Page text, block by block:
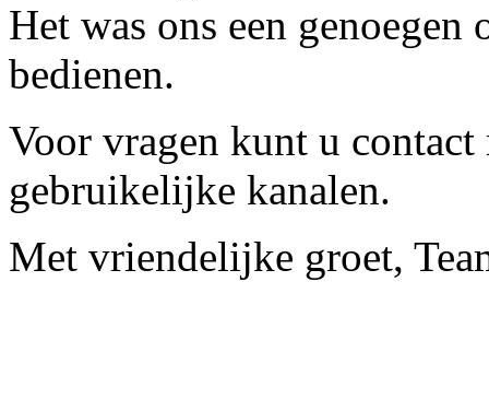
Het was ons een
bedienen.
Voor vragen kunt u contact
gebruikelijke kanalen.
Met vriendelijke groet,